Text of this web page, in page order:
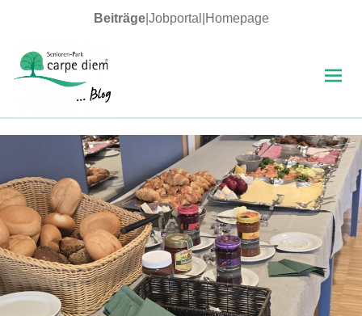
Beiträge| Jobportal Homepage
carpe diem Blog